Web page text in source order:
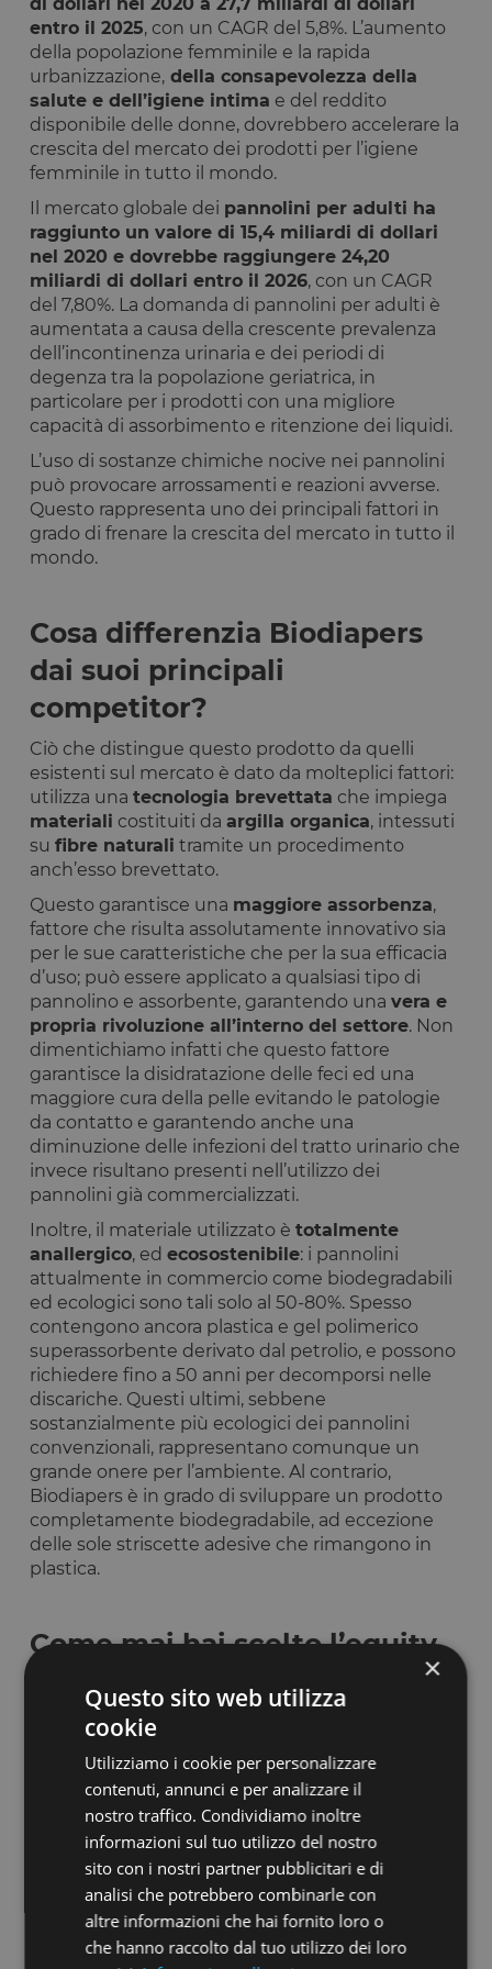
entro il 2025, con un CAGR del 5,8%. L’aumento
della popolazione femminile e la rapida
urbanizzazione, della consapevolezza della
salute e dell’igiene intima e del reddito
disponibile delle donne, dovrebbero accelerare la
crescita del mercato dei prodotti per l’igiene
femminile in tutto il mondo.
Il mercato globale dei pannolini per adulti ha
raggiunto un valore di 15,4 miliardi di dollari
nel 2020 e dovrebbe raggiungere 24,20
miliardi di dollari entro il 2026, con un CAGR
del 7,80%. La domanda di pannolini per adulti è
aumentata a causa della crescente prevalenza
dell’incontinenza urinaria e dei periodi di
degenza tra la popolazione geriatrica, in
particolare per i prodotti con una migliore
capacità di assorbimento e ritenzione dei liquidi.
L’uso di sostanze chimiche nocive nei pannolini
può provocare arrossamenti e reazioni avverse.
Questo rappresenta uno dei principali fattori in
grado di frenare la crescita del mercato in tutto il
mondo.
Cosa differenzia Biodiapers
dai suoi principali
competitor?
Ciò che distingue questo prodotto da quelli
esistenti sul mercato è dato da molteplici fattori:
utilizza una tecnologia brevettata che impiega
materiali costituiti da argilla organica, intessuti
su fibre naturali tramite un procedimento
anch’esso brevettato.
Questo garantisce una maggiore assorbenza,
fattore che risulta assolutamente innovativo sia
per le sue caratteristiche che per la sua efficacia
d’uso; può essere applicato a qualsiasi tipo di
pannolino e assorbente, garantendo una vera e
propria rivoluzione all’interno del settore. Non
dimentichiamo infatti che questo fattore
garantisce la disidratazione delle feci ed una
maggiore cura della pelle evitando le patologie
da contatto e garantendo anche una
diminuzione delle infezioni del tratto urinario che
invece risultano presenti nell’utilizzo dei
pannolini già commercializzati.
Inoltre, il materiale utilizzato è totalmente
anallergico, ed ecosostenibile: i pannolini
attualmente in commercio come biodegradabili
ed ecologici sono tali solo al 50-80%. Spesso
contengono ancora plastica e gel polimerico
superassorbente derivato dal petrolio, e possono
richiedere fino a 50 anni per decomporsi nelle
discariche. Questi ultimi, sebbene
sostanzialmente più ecologici dei pannolini
convenzionali, rappresentano comunque un
grande onere per l’ambiente. Al contrario,
Biodiapers è in grado di sviluppare un prodotto
completamente biodegradabile, ad eccezione
delle sole striscette adesive che rimangono in
plastica.
Come mai hai scelto l’equity
crowdfunding?
Riserviamo una
di rilevanza sociale, ci abbiamo creduto fin dal
primo momento. Vogliamo che lo sviluppo e
l’innovazione di Biodiapers portino un
cambiamento vero e radicale nel mercato e
vogliamo renderloaccessibile e fruibile a tutti i
consumatori tramite un progetto consapevole
Per farlo abbiamo bisogno di un sostegno vero e
condiviso: le innovazioni tecnologiche,
soprattutto nel campo dell’healthcare, spesso
×
Questo sito web utilizza
cookie
Utilizziamo i cookie per personalizzare
contenuti, annunci e per analizzare il
nostro traffico. Condividiamo inoltre
informazioni sul tuo utilizzo del nostro
sito con i nostri partner pubblicitari e di
analisi che potrebbero combinarle con
altre informazioni che hai fornito loro o
che hanno raccolto dal tuo utilizzo dei loro